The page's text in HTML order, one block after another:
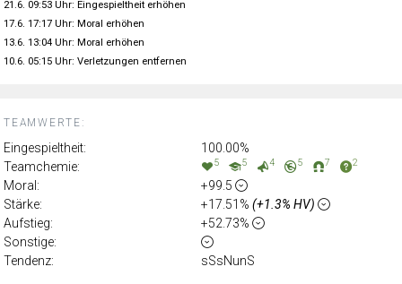
TEAMWERTE:
Eingespieltheit:
100.00%
Teamchemie:
5 5 4 5 7 2
Moral:
+99.5
Stärke:
+17.51% (+1.3% HV)
Aufstieg:
+52.73%
Sonstige:
Tendenz:
sSsNunS
21.6. 09:53 Uhr: Eingespieltheit erhöhen
17.6. 17:17 Uhr: Moral erhöhen
13.6. 13:04 Uhr: Moral erhöhen
10.6. 05:15 Uhr: Verletzungen entfernen